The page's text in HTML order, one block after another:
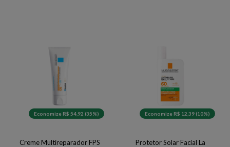
Economize R$ 54,92 (35%)
Creme Multireparador FPS
Economize R$ 12,39 (10%)
Protetor Solar Facial La